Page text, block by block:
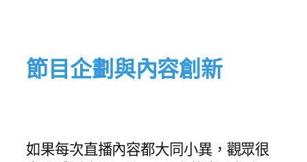
節目企劃與內容創新
如果每次直播內容都大同小異，觀眾很